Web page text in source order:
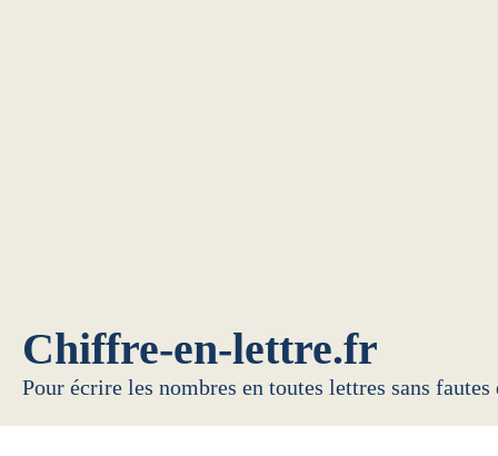
Chiffre-en-lettre.fr
Pour écrire les nombres en toutes lettres sans